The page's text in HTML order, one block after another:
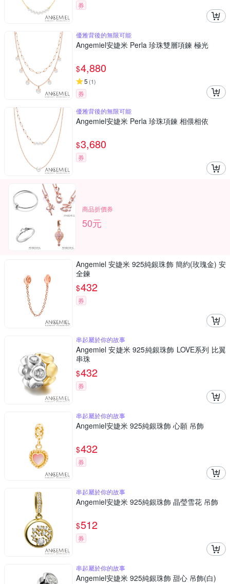
券
優雅背後的無限可能
Angemiel安婕米 Perla 珍珠雙層項鍊 極光
$4,880
5 (1)
券
優雅背後的無限可能
Angemiel安婕米 Perla 珍珠項鍊 相偎相依
$3,680
券
商品折價券
50元
Angemiel 安婕米 925純銀珠飾 簡約(玫瑰金) 安
全鍊
$432
券
串起屬於你的故事
Angemiel 安婕米 925純銀珠飾 LOVE系列 比翼
串珠
$432
券
串起屬於你的故事
Angemiel安婕米 925純銀珠飾 心願 吊飾
$432
券
串起屬於你的故事
Angemiel安婕米 925純銀珠飾 晶瑩雪花 吊飾
$512
券
串起屬於你的故事
Angemiel安婕米 925純銀珠飾 甜心 吊飾(白)